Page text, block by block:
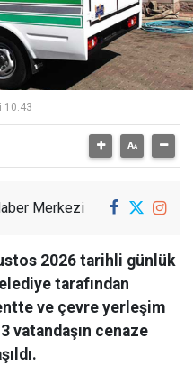
10:43
Merkezi
2026 tarihli günlük
tarafından
ve çevre yerleşim
vatandaşın cenaze